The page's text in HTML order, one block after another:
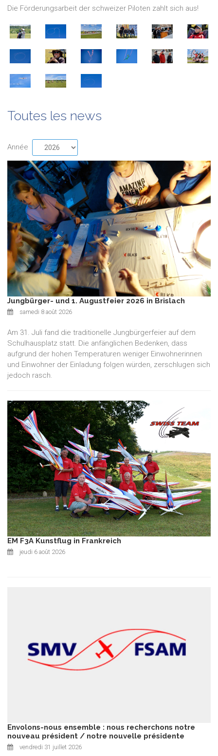
Die Förderungsarbeit der schweizer Piloten zahlt sich aus!
Toutes les news
Année
Jungbürger- und 1. Augustfeier 2026 in Brislach
samedi 8 août 2026
Am 31. Juli fand die traditionelle Jungbürgerfeier auf dem
Schulhausplatz statt. Die anfänglichen Bedenken, dass
aufgrund der hohen Temperaturen weniger Einwohnerinnen
und Einwohner der Einladung folgen würden, zerschlugen sich
jedoch rasch.
EM F3A Kunstflug in Frankreich
jeudi 6 août 2026
Envolons-nous ensemble : nous recherchons notre
nouveau président / notre nouvelle présidente
vendredi 31 juillet 2026